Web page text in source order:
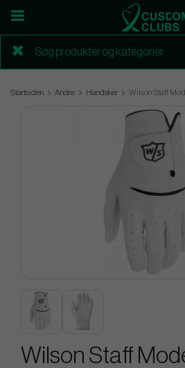
Startsiden Andre Handsker Wilson Staff
Wilson Staff